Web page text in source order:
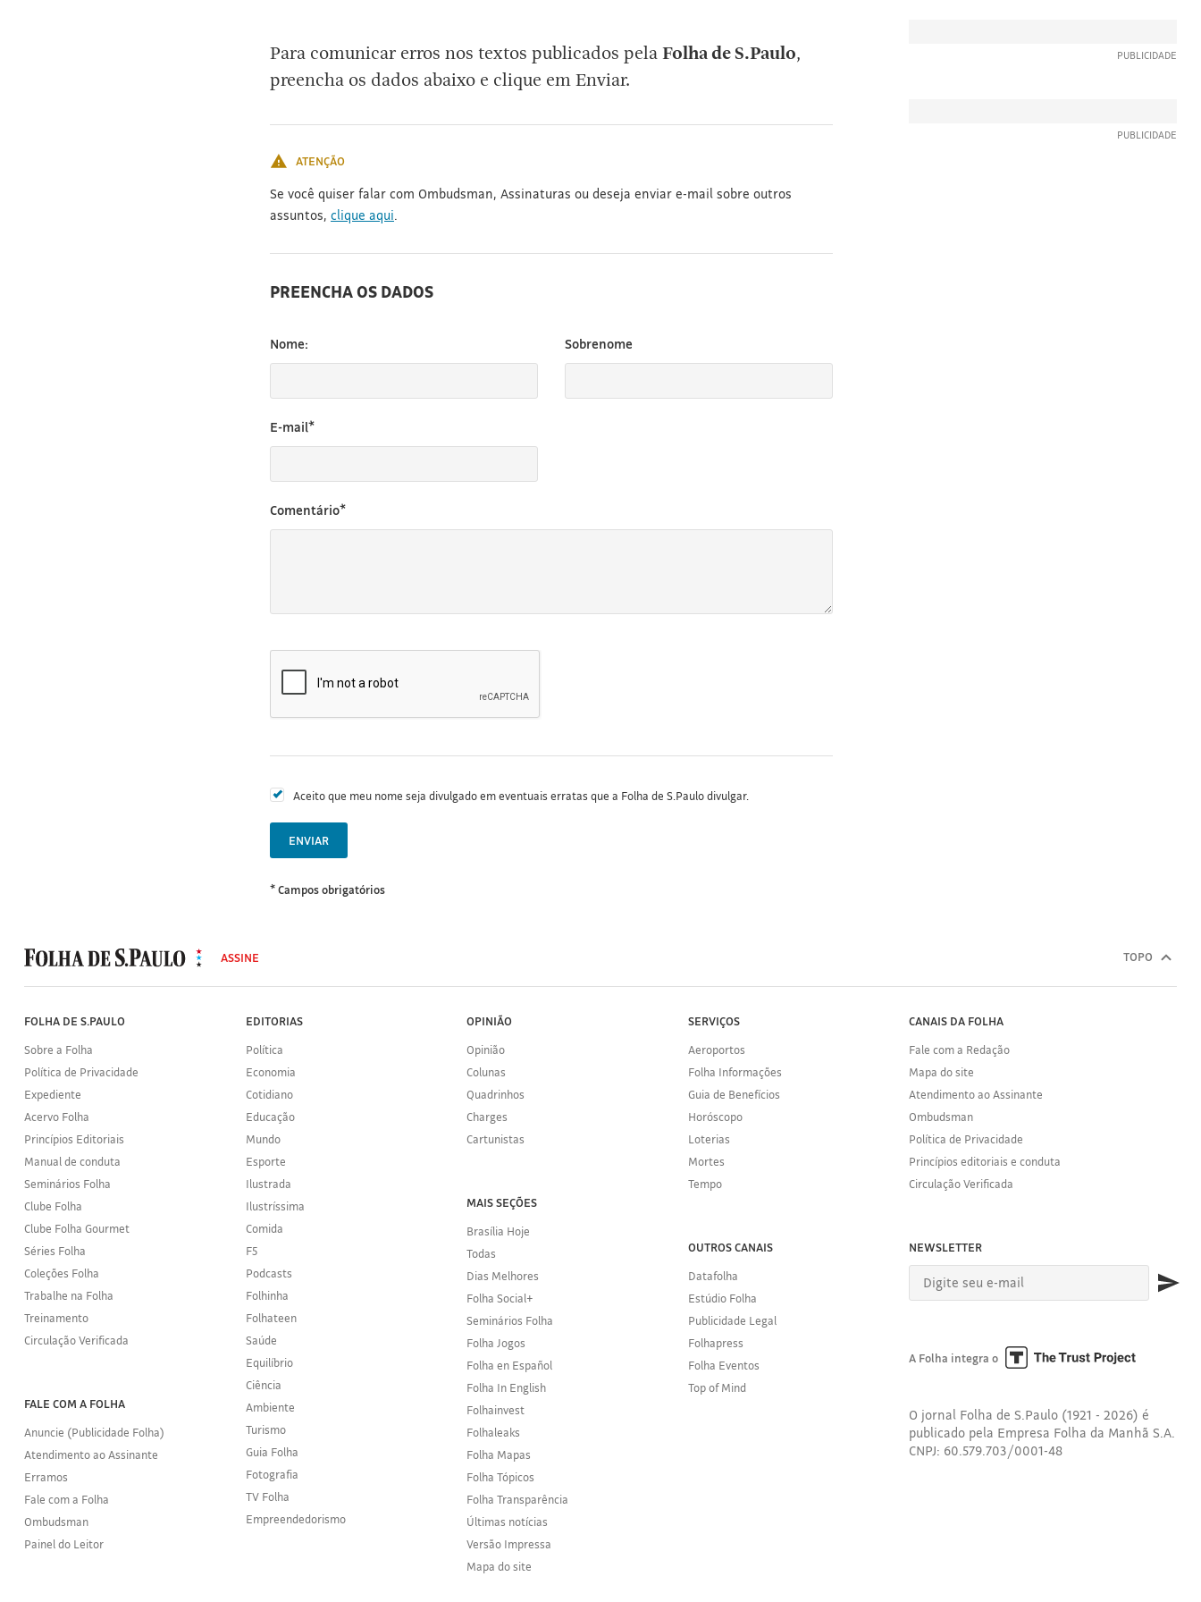
Para comunicar erros nos textos publicados pelaFolha de S.Paulo,
preencha os dados abaixo e clique em Enviar.
ATENÇÃO
Se você quiser falar com Ombudsman, Assinaturas ou deseja enviar e-mail sobre outros
assuntos, clique aqui.
PREENCHA OS DADOS
Nome: Sobrenome
E-mail*
Comentário*
Aceito que meu nome seja divulgado em eventuais erratas que a Folha de S.Paulo divulgar.
ENVIAR
* Campos obrigatórios
Folha
de
S.Paulo
ASSINE TOPO
FOLHA DE S.PAULO
Sobre a Folha
Política de Privacidade
Expediente
Acervo Folha
Princípios Editoriais
Manual de conduta
Seminários Folha
Clube Folha
Clube Folha Gourmet
Séries Folha
Coleções Folha
Trabalhe na Folha
Treinamento
Circulação Verificada
FALE COM A FOLHA
Anuncie (Publicidade Folha)
Atendimento ao Assinante
Erramos
Fale com a Folha
Ombudsman
Painel do Leitor
EDITORIAS
Política
Economia
Cotidiano
Educação
Mundo
Esporte
Ilustrada
Ilustríssima
Comida
F5
Podcasts
Folhinha
Folhateen
Saúde
Equilíbrio
Ciência
Ambiente
Turismo
Guia Folha
Fotografia
TV Folha
Empreendedorismo
OPINIÃO
Opinião
Colunas
Quadrinhos
Charges
Cartunistas
MAIS SEÇÕES
Brasília Hoje
Todas
Dias Melhores
Folha Social+
Seminários Folha
Folha Jogos
Folha en Español
Folha In English
Folhainvest
Folhaleaks
Folha Mapas
Folha Tópicos
Folha Transparência
Últimas notícias
Versão Impressa
Mapa do site
SERVIÇOS
Aeroportos
Folha Informações
Guia de Benefícios
Horóscopo
Loterias
Mortes
Tempo
OUTROS CANAIS
Datafolha
Estúdio Folha
Publicidade Legal
Folhapress
Folha Eventos
Top of Mind
CANAIS DA FOLHA
Fale com a Redação
Mapa do site
Atendimento ao Assinante
Ombudsman
Política de Privacidade
Princípios editoriais e conduta
Circulação Verificada
NEWSLETTER
A Folha integra o
O jornal Folha de S.Paulo (1921 - 2026) é
publicado pela Empresa Folha da Manhã S.A.
CNPJ: 60.579.703/0001-48